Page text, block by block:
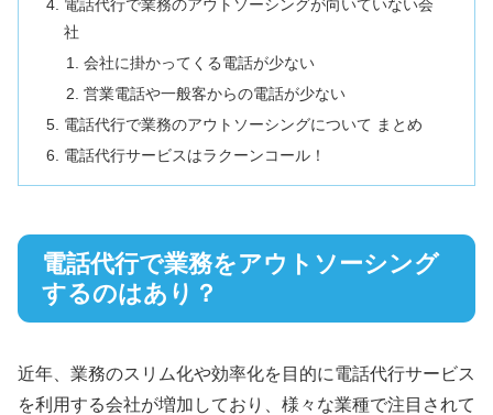
電話代行で業務のアウトソーシングが向いていない会
社
会社に掛かってくる電話が少ない
営業電話や一般客からの電話が少ない
電話代行で業務のアウトソーシングについて まとめ
電話代行サービスはラクーンコール！
電話代行で業務をアウトソーシング
するのはあり？
近年、業務のスリム化や効率化を目的に電話代行サービス
を利用する会社が増加しており、様々な業種で注目されて